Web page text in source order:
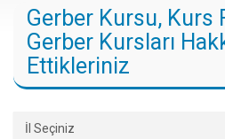
Gerber Kursu, Kurs
Gerber Kursları
Ettikleriniz